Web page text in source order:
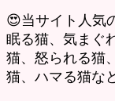
😍当サイト人気
眠る猫、気まぐ
猫、怒られる猫
猫、ハマる猫な